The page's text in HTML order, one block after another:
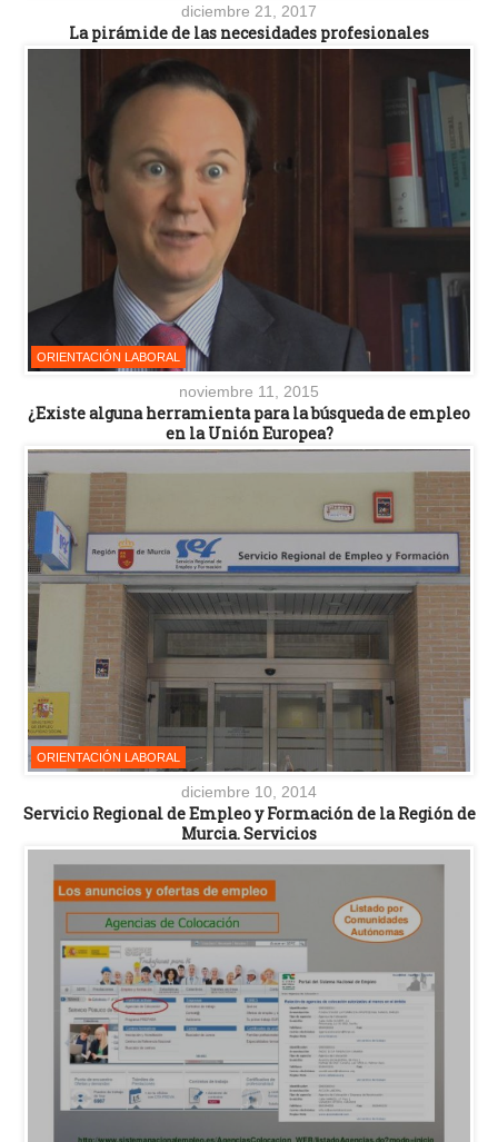
diciembre 21, 2017
La pirámide de las necesidades profesionales
ORIENTACIÓN LABORAL
noviembre 11, 2015
¿Existe alguna herramienta para la búsqueda de empleo
en la Unión Europea?
ORIENTACIÓN LABORAL
diciembre 10, 2014
Servicio Regional de Empleo y Formación de la Región de
Murcia. Servicios